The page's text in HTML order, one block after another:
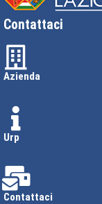
Contattaci
Azienda
Urp
Contattaci